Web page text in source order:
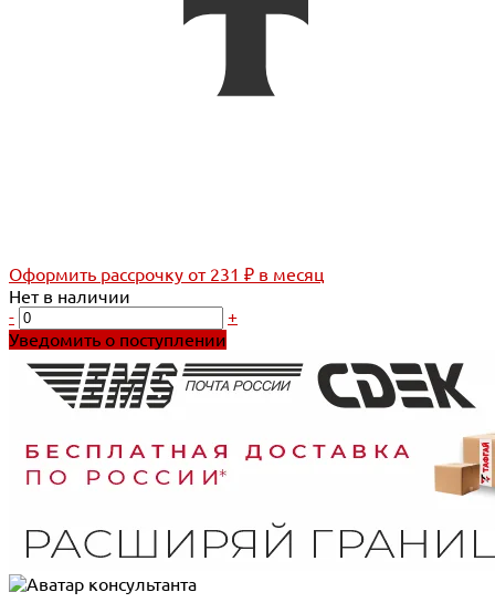
Оформить рассрочку от 231 ₽ в месяц
Нет в наличии
-
+
Уведомить о поступлении